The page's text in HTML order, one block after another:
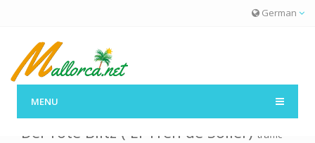
German
MENU
Der rote Blitz ( El Tren de Sóller) traffic